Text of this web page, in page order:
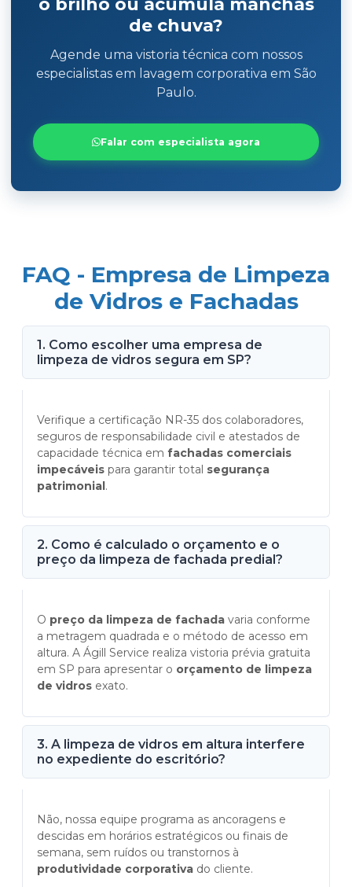
o brilho ou acumula manchas
de chuva?
Agende uma vistoria técnica com nossos
especialistas em lavagem corporativa em São
Paulo.
Falar com especialista agora
FAQ - Empresa de Limpeza
de Vidros e Fachadas
1. Como escolher uma empresa de
limpeza de vidros segura em SP?
Verifique a certificação NR-35 dos colaboradores,
seguros de responsabilidade civil e atestados de
capacidade técnica em fachadas comerciais
impecáveis para garantir total segurança
patrimonial.
2. Como é calculado o orçamento e o
preço da limpeza de fachada predial?
O preço da limpeza de fachada varia conforme
a metragem quadrada e o método de acesso em
altura. A Ágill Service realiza vistoria prévia gratuita
em SP para apresentar o orçamento de limpeza
de vidros exato.
3. A limpeza de vidros em altura interfere
no expediente do escritório?
Não, nossa equipe programa as ancoragens e
descidas em horários estratégicos ou finais de
semana, sem ruídos ou transtornos à
produtividade corporativa do cliente.